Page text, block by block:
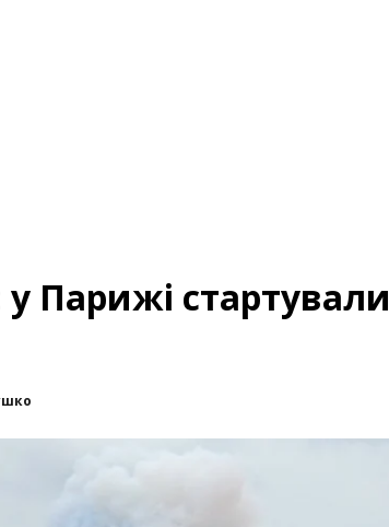
Парижі стартували